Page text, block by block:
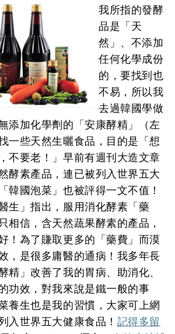
我所指的發酵
品是「天
然」、不添加
任何化學成份
的，要找到也
不易，所以我
去過韓國學做
添加化學劑的「安康酵精」（左
一些天然生曬食品，目的是「想
不要老！」早前有週刊大造文章
酵素產品，連已被列入世界五大
韓國泡菜」也被評得一文不值！
生」指出，服用消化酵素「藥
相信，含天然蔬果酵素的產品，
！為了賺取更多的「藥費」而漠
，是很多庸醫的通病！我多年長
精」改善了我的胃病、助消化、
功效，對我來說是鐵一般的事
養生也是我的習慣，大家可上網
入世界五大健康食品！ 記得多留